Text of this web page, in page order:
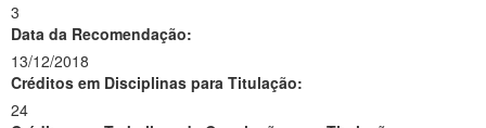
3
Data da Recomendação:
13/12/2018
Créditos em Disciplinas para Titulação:
24